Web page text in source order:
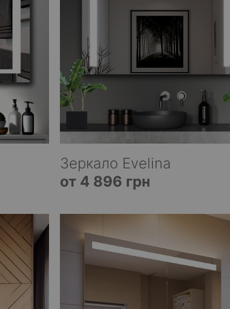
Зеркало Evelina
от 4 896 грн